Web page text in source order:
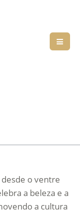
o ventre
a beleza e a
a cultura